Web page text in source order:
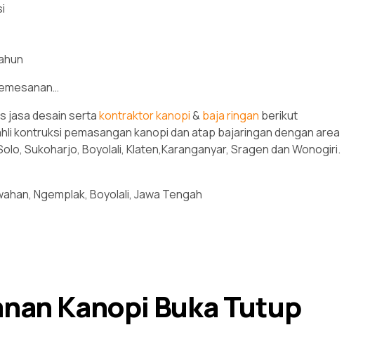
jasa desain sertakontraktor kanopi& baja ringan berikut
kontruksi pemasangan kanopi dan atap bajaringan dengan area
Sukoharjo, Boyolali, Klaten,Karanganyar, Sragen dan Wonogiri.
Ngemplak, Boyolali, Jawa Tengah
Kanopi Buka Tutup